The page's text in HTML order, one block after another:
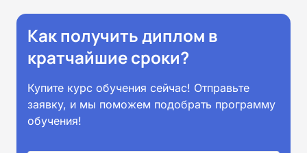
Как получить диплом в
кратчайшие сроки?
Купите курс обучения сейчас! Отправьте
заявку, и мы поможем подобрать программу
обучения!